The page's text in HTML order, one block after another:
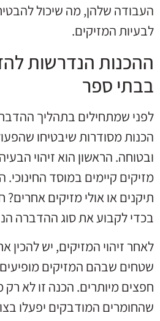
העבודה שלהן, מה שיכול
לבעיות המזיקים.
ההכנות הנדרשות
בבתי ספר
לפני שמתחילים בתהליך
הכנות מסודרות שיבטיחו
ובטוחה. הראשון הוא זיהוי
מזיקים קיימים במוסד
תיקנים או אולי מזיקים
בכדי לקבוע את סוג ההדברה
לאחר זיהוי המזיקים, יש להכין
שטחים שבהם המזיקים
חפצים מיותרים. הכנה זו לא
שהחומרים המודבקים יפעלו